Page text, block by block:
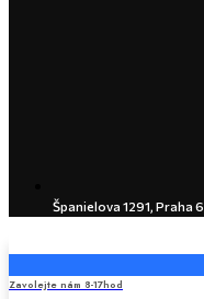
Španielova 1291, Praha 6
Zavolejte nám 8-17hod